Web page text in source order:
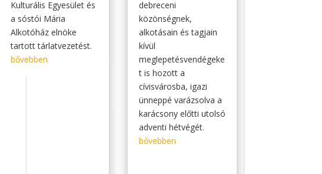
Kulturális Egyesület és
a sóstói Mária
Alkotóház elnöke
tartott tárlatvezetést.
bővebben
debreceni
közönségnek,
alkotásain és tagjain
kívül
meglepetésvendégeke
t is hozott a
cívisvárosba, igazi
ünneppé varázsolva a
karácsony előtti utolsó
adventi hétvégét.
bővebben